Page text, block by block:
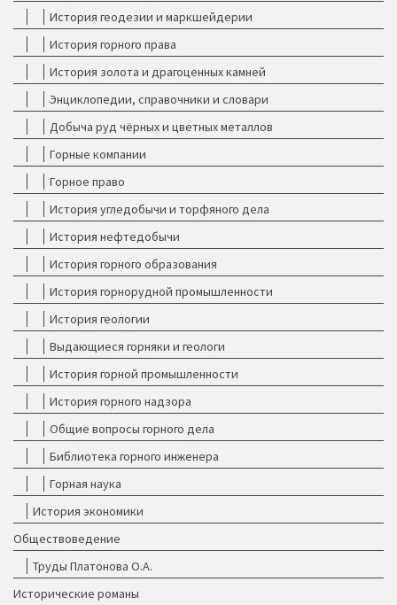
История геодезии и маркшейдерии
История горного права
История золота и драгоценных камней
Энциклопедии, справочники и словари
Добыча руд чёрных и цветных металлов
Горные компании
Горное право
История угледобычи и торфяного дела
История нефтедобычи
История горного образования
История горнорудной промышленности
История геологии
Выдающиеся горняки и геологи
История горной промышленности
История горного надзора
Общие вопросы горного дела
Библиотека горного инженера
Горная наука
История экономики
Обществоведение
Труды Платонова О.А.
Исторические романы